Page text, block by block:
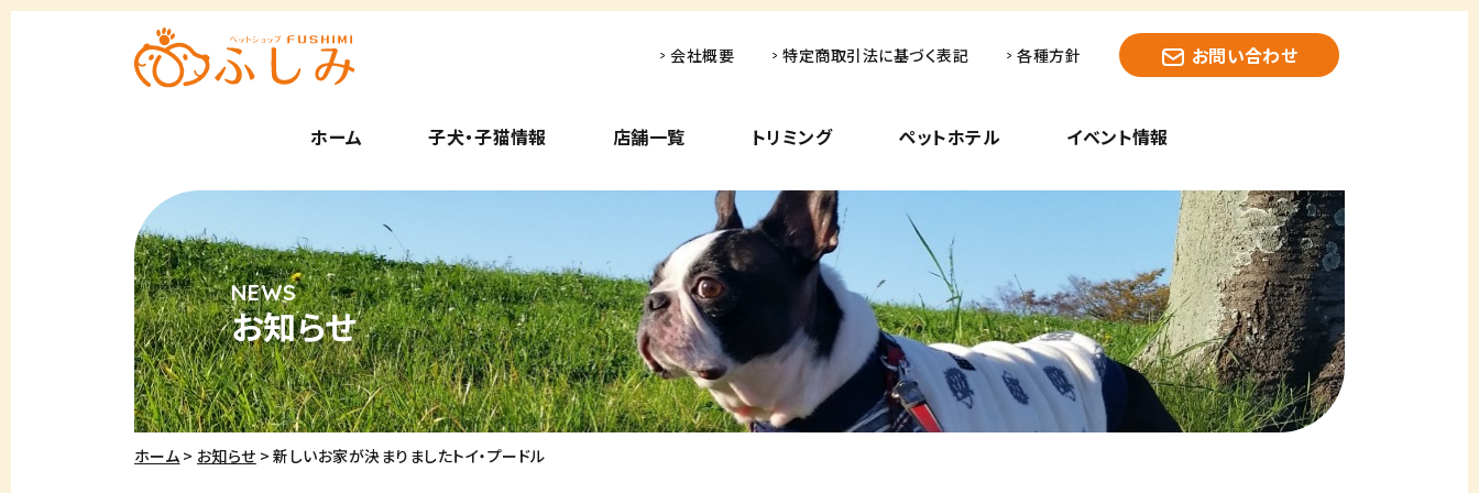
ホーム 子犬・子猫情報 店舗一覧 トリミング ペットホテル イベント情報
会社概要 特定商取引法に基づく表記 各種方針 お問い合わせ
お知らせ
ホーム お知らせ 新しいお家が決まりましたトイ・プードル